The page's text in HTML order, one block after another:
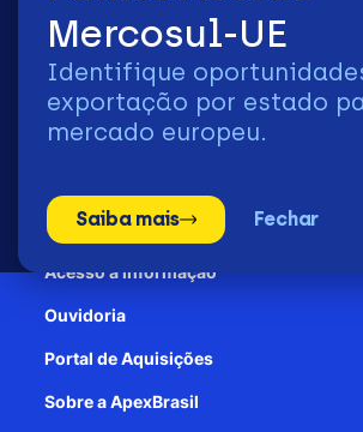
Mercosul-UE
Identifique
exportação por estado
mercado europeu.
Saiba mais Fechar
2026 | © Todos os Direitos Reservados -
Patrocínio
Acesso à informação
Ouvidoria
Portal de Aquisições
Sobre a ApexBrasil